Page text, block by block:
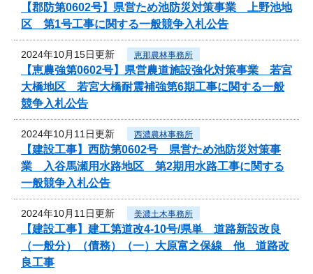
【郡防第0602号】県営ため池防災対策事業 上野池地
区 第1号工事に関する一般競争入札公告
2024年10月15日更新 恵那農林事務所
【恵農強第0602号】県営農道施設強化対策事業 若宮
大橋地区 若宮大橋耐震補強第6期工事に関する一般
競争入札公告
2024年10月11日更新 西濃農林事務所
【建設工事】西防第0602号 県営ため池防災対策事
業 入谷馬瀬用水路地区 第2期用水路工事に関する
一般競争入札公告
2024年10月11日更新 美濃土木事務所
【建設工事】建工第道改4-10号/県単 道路新設改良
（一般分）（債務）（一）大原富之保線 他 道路改
良工事